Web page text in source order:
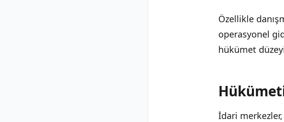
Özellikle
operasyonel
hükümet
İdari